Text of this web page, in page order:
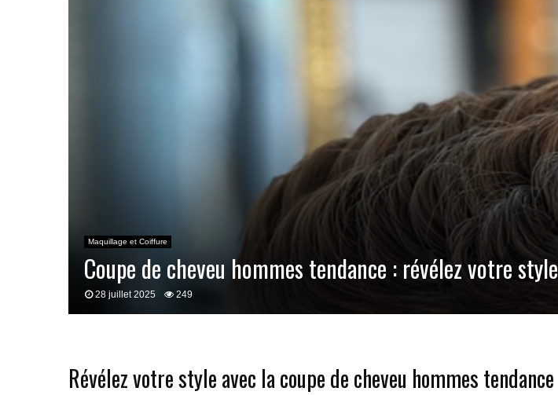
Maquillage et Coiffure
Coupe de cheveu hommes tendance : révélez votre style
28 juillet 2025 249
Révélez votre style avec la coupe de cheveu hommes tendance